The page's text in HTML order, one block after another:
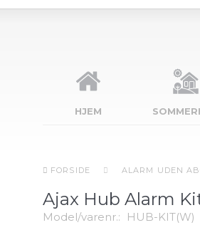
HJEM
FORSIDE ALARM UDEN
Ajax Hub Alarm
Model/varenr.: HUB-KIT(W)